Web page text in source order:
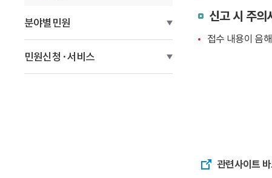
분야별민원
민원신청·서비스
신고 시 주의
접수 내용이 음
관련사이트 바